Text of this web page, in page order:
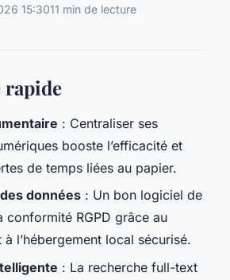
15:3011 min de lecture
rapide
: Centraliser ses
booste l’efficacité et
de temps liées au papier.
données : Un bon logiciel de
conformité RGPD grâce au
l’hébergement local sécurisé.
: La recherche full-text